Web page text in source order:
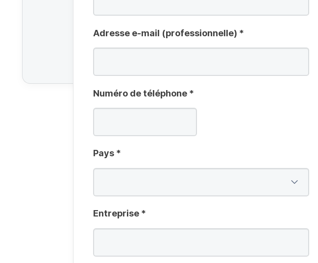
Adresse e-mail (professionnelle) *
Numéro de téléphone *
Pays *
Entreprise *